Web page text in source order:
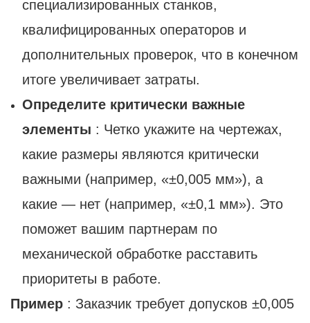
специализированных станков,
квалифицированных операторов и
дополнительных проверок, что в конечном
итоге увеличивает затраты.
Определите критически важные
элементы : Четко укажите на чертежах,
какие размеры являются критически
важными (например, «±0,005 мм»), а
какие — нет (например, «±0,1 мм»). Это
поможет вашим партнерам по
механической обработке расставить
приоритеты в работе.
Пример : Заказчик требует допусков ±0,005